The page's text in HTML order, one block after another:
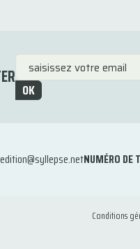
OK
edition@syllepse.netNUMÉRO DE
Conditions